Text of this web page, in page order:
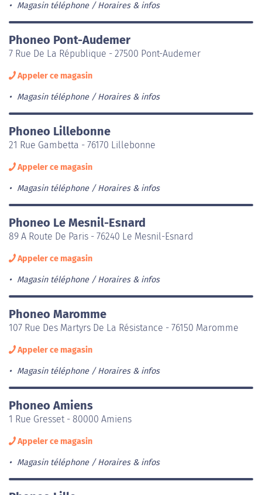
Magasin téléphone Horaires & infos
Phoneo Pont-Audemer
7 Rue De La République - 27500 Pont-Audemer
Appeler ce magasin
Magasin téléphone Horaires & infos
Phoneo Lillebonne
21 Rue Gambetta - 76170 Lillebonne
Appeler ce magasin
Magasin téléphone Horaires & infos
Phoneo Le Mesnil-Esnard
89 A Route De Paris - 76240 Le Mesnil-Esnard
Appeler ce magasin
Magasin téléphone Horaires & infos
Phoneo Maromme
107 Rue Des Martyrs De La Résistance - 76150 Maromme
Appeler ce magasin
Magasin téléphone Horaires & infos
Phoneo Amiens
1 Rue Gresset - 80000 Amiens
Appeler ce magasin
Magasin téléphone Horaires & infos